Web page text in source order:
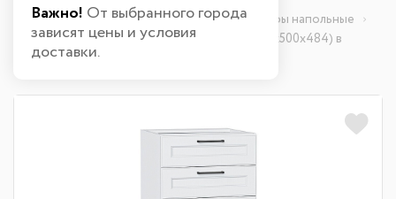
Важно! От выбранного города
зависят цены и условия
доставки.
Главная Каталог товаров Кухня
Шкафы напольные
Шкаф нижний с 3-мя ящиками Барселона (816х500х484) в
Нижнем Новгороде